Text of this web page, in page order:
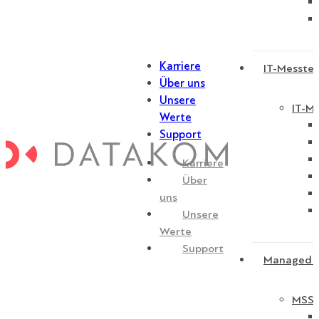
Karriere
Über uns
Unsere
Werte
Support
Karriere
Über
uns
Unsere
Werte
Support
IT-
IT-
Managed